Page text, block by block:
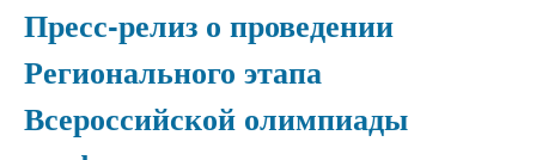
Пресс-релиз о проведении
Регионального этапа
Всероссийской олимпиады